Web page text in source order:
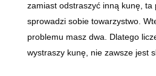
zamiast odstraszyć inną kunę,
sprowadzi sobie towarzystwo.
problemu masz dwa. Dlatego
wystraszy kunę, nie zawsze jest